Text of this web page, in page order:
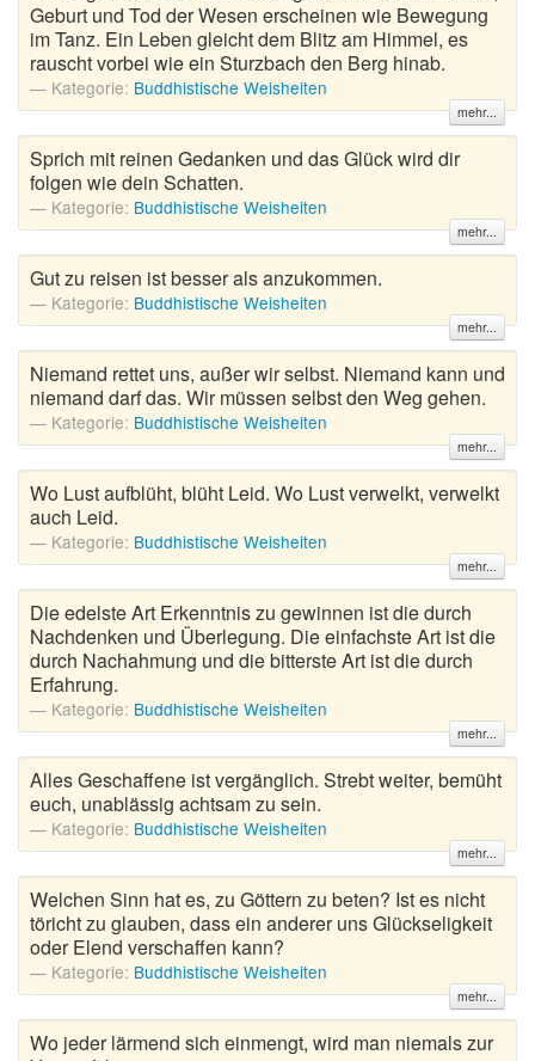
Geburt und Tod der Wesen erscheinen wie Bewegung
im Tanz. Ein Leben gleicht dem Blitz am Himmel, es
rauscht vorbei wie ein Sturzbach den Berg hinab.
Kategorie: Buddhistische Weisheiten
mehr...
Sprich mit reinen Gedanken und das Glück wird dir
folgen wie dein Schatten.
Kategorie: Buddhistische Weisheiten
mehr...
Gut zu reisen ist besser als anzukommen.
Kategorie: Buddhistische Weisheiten
mehr...
Niemand rettet uns, außer wir selbst. Niemand kann und
niemand darf das. Wir müssen selbst den Weg gehen.
Kategorie: Buddhistische Weisheiten
mehr...
Wo Lust aufblüht, blüht Leid. Wo Lust verwelkt, verwelkt
auch Leid.
Kategorie: Buddhistische Weisheiten
mehr...
Die edelste Art Erkenntnis zu gewinnen ist die durch
Nachdenken und Überlegung. Die einfachste Art ist die
durch Nachahmung und die bitterste Art ist die durch
Erfahrung.
Kategorie: Buddhistische Weisheiten
mehr...
Alles Geschaffene ist vergänglich. Strebt weiter, bemüht
euch, unablässig achtsam zu sein.
Kategorie: Buddhistische Weisheiten
mehr...
Welchen Sinn hat es, zu Göttern zu beten? Ist es nicht
töricht zu glauben, dass ein anderer uns Glückseligkeit
oder Elend verschaffen kann?
Kategorie: Buddhistische Weisheiten
mehr...
Wo jeder lärmend sich einmengt, wird man niemals zur